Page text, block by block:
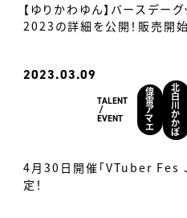
【ゆりかわゆん】バースデー
2023の詳細を公開！販売開始
2023 03.09
TALENT
EVENT
偉
雷
ア
マ
エ
北
白
川
か
か
ぽ
4月30日開催「VTuber Fes
定！